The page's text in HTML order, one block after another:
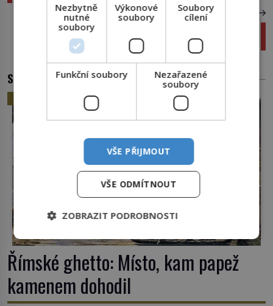
DALŠÍ ČLÁNEK
Velrybí hity oceánů: Keporkaci mění své písně
jako popové hvězdy
SOUVISEJÍCÍ ČLÁNKY
Římské ghetto: Místo, kam papež
kamenem dohodil
Nezbytně
nutné
soubory
Výkonové
soubory
Soubory
cílení
Funkční soubory
Nezařazené
soubory
VŠE PŘIJMOUT
VŠE ODMÍTNOUT
ZOBRAZIT PODROBNOSTI